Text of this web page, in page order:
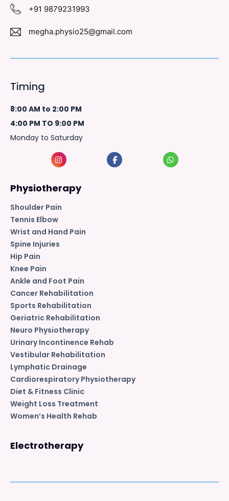
+91 9879231993
megha.physio25@gmail.com
Timing
8:00 AM to 2:00 PM
4:00 PM TO 9:00 PM
Monday to Saturday
Physiotherapy
Shoulder Pain
Tennis Elbow
Wrist and Hand Pain
Spine Injuries
Hip Pain
Knee Pain
Ankle and Foot Pain
Cancer Rehabilitation
Sports Rehabilitation
Geriatric Rehabilitation
Neuro Physiotherapy
Urinary Incontinence Rehab
Vestibular Rehabilitation
Lymphatic Drainage
Cardiorespiratory Physiotherapy
Diet & Fitness Clinic
Weight Loss Treatment
Women’s Health Rehab
Electrotherapy